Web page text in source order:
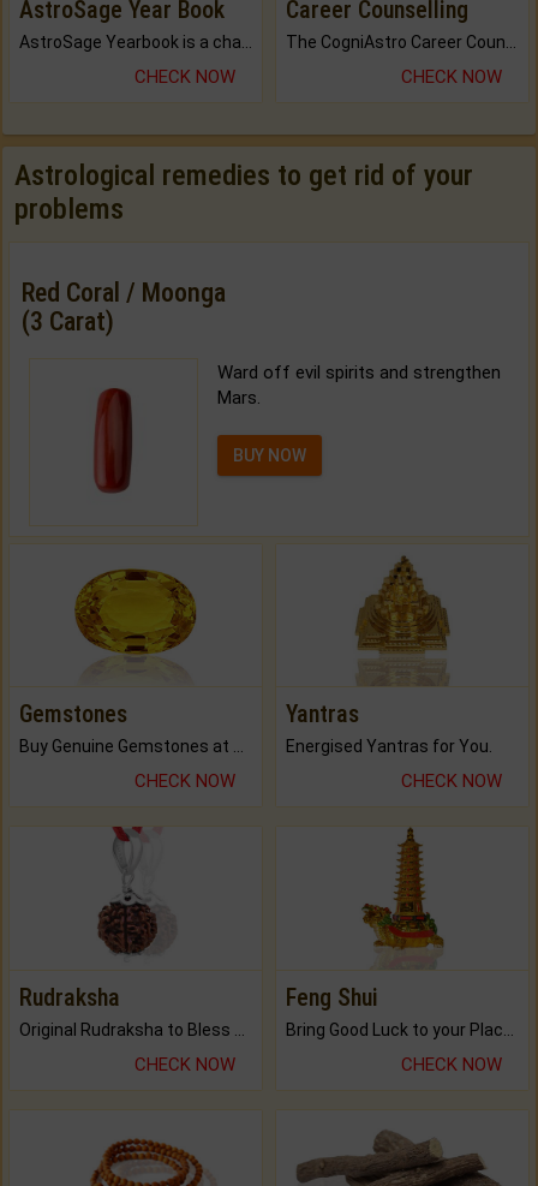
AstroSage Year Book
AstroSage Yearbook is a channel to fulfill your dreams and destiny.
CHECK NOW
Career Counselling
The CogniAstro Career Counselling Report is the most comprehensive report available on this topic.
CHECK NOW
Astrological remedies to get rid of your
problems
Red Coral / Moonga
(3 Carat)
Ward off evil spirits and strengthen
Mars.
BUY NOW
Gemstones
Buy Genuine Gemstones at Best Prices.
CHECK NOW
Yantras
Energised Yantras for You.
CHECK NOW
Rudraksha
CHECK NOW
Feng Shui
CHECK NOW